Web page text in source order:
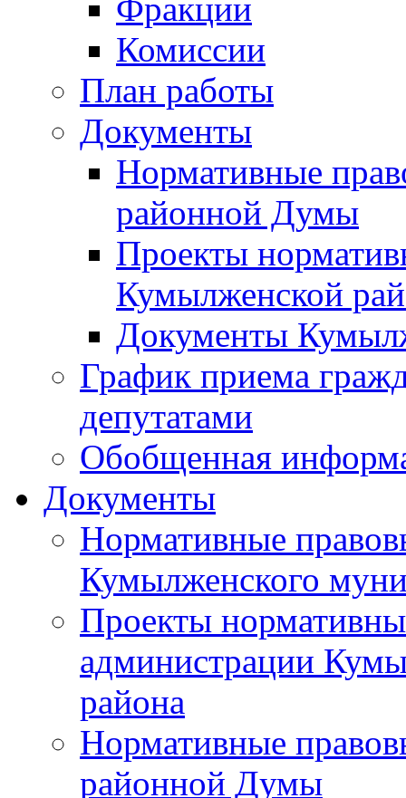
Фракции
Комиссии
План работы
Документы
Нормативные
районной Думы
Проекты
Кумылженской
Документы
График приема
депутатами
Обобщенная
Документы
Нормативные
Кумылженского
Проекты
администрации
района
Нормативные
районной Думы